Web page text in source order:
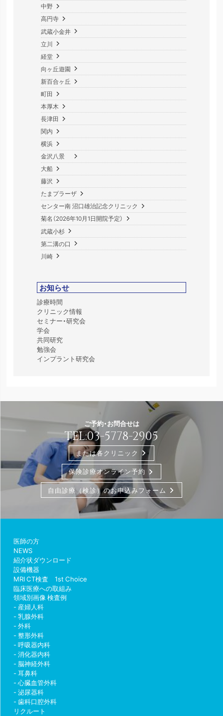
中野
高円寺
武蔵小金井
立川
経堂
向ヶ丘遊園
新百合ヶ丘
町田
本厚木
長津田
関内
横浜
金沢八景
大船
藤沢
たまプラーザ
センター南 沼口雄治記念クリニック
菊名（2026年10月1日開院予定）
武蔵小杉
第二溝の口
川崎
お知らせ
診療時間
クリニック情報
セミナー・研究会
学会
共同研究
勉強会
インプラント研究会
ご予約・お問合せは
TEL:03-5778-2905
または各クリニック
保険診療オンライン予約
自由診療（検診）のお申込みフォーム
医師の方
NEWS
紹介状ダウンロード
設備機器
MRI CT検査 1st Choice
臨床医療への取組み
領域別画像 検査例
産婦人科
乳腺外科
外科
整形外科
呼吸器内科
消化器内科
脳神経外科
耳鼻科
心臓血管外科
泌尿器科
歯科口腔外科
リクルート